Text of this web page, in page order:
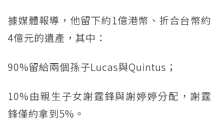
據媒體報導，他留下約1億港幣、折合台幣約
4億元的遺產，其中：
90%留給兩個孫子Lucas與Quintus；
10%由親生子女謝霆鋒與謝婷婷分配，謝霆
鋒僅約拿到5%。